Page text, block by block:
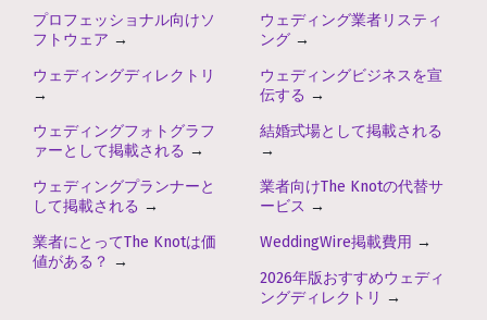
プロフェッショナル向けソ
フトウェア →
ウェディング業者リスティ
ング →
ウェディングディレクトリ
→
ウェディングビジネスを宣
伝する →
ウェディングフォトグラフ
ァーとして掲載される →
結婚式場として掲載される
→
ウェディングプランナーと
して掲載される →
業者向けThe Knotの代替サ
ービス →
業者にとってThe Knotは価
値がある？ →
WeddingWire掲載費用 →
2026年版おすすめウェディ
ングディレクトリ →